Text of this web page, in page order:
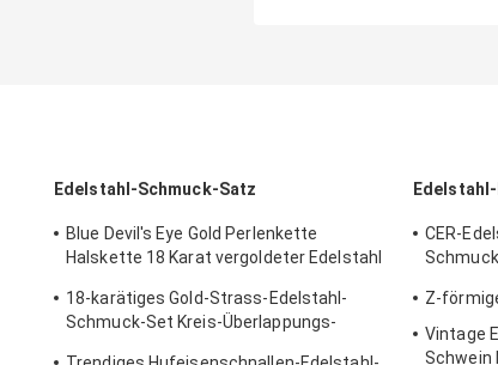
Edelstahl-Schmuck-Satz
Blue Devil's Eye Gold Perlenkette
Halskette 18 Karat vergoldeter Edelstahl
18-karätiges Gold-Strass-Edelstahl-
Schmuck-Set Kreis-Überlappungs-
CER-
Ohrring-
Z-
Vintage
Schwein